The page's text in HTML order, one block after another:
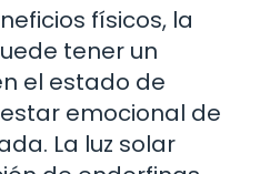
físicos, la
tener un
el estado de
emocional de
La luz solar